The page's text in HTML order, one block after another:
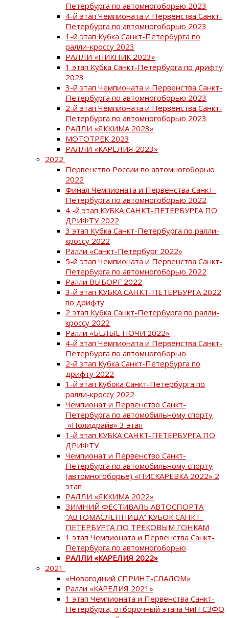
Петербурга по автомногоборью 2023
4-й этап Чемпионата и Первенства Санкт-
Петербурга по автомногоборью 2023
1-й этап Кубка Санкт-Петербурга по
ралли-кроссу 2023
РАЛЛИ «ПИКНИК 2023»
1 этап Кубка Санкт-Петербурга по дрифту
2023
3-й этап Чемпионата и Первенства Санкт-
Петербурга по автомногоборью 2023
2-й этап Чемпионата и Первенства Санкт-
Петербурга по автомногоборью 2023
РАЛЛИ «ЯККИМА 2023»
МОТОТРЕК 2023
РАЛЛИ «КАРЕЛИЯ 2023»
2022
Первенство России по автомногоборью
2022
Финал Чемпионата и Первенства Санкт-
Петербурга по автомногоборью 2022
4 -й этап КУБКА САНКТ-ПЕТЕРБУРГА ПО
ДРИФТУ 2022
3 этап Кубка Санкт-Петербурга по ралли-
кроссу 2022
Ралли «Санкт-Петербург 2022»
5-й этап Чемпионата и Первенства Санкт-
Петербурга по автомногоборью 2022
Ралли ВЫБОРГ 2022
3-й этап КУБКА САНКТ-ПЕТЕРБУРГА 2022
по дрифту
2 этап Кубка Санкт-Петербурга по ралли-
кроссу 2022
Ралли «БЕЛЫЕ НОЧИ 2022»
4-й этап Чемпионата и Первенства Санкт-
Петербурга по автомногоборью
2-й этап Кубка Санкт-Петербурга по
дрифту 2022
1-й этап Кубока Санкт-Петербурга по
ралли-кроссу 2022
Чемпионат и Первенство Санкт-
Петербурга по автомобильному спорту
«Полидрайв» 3 этап
1-й этап КУБКА САНКТ-ПЕТЕРБУРГА ПО
ДРИФТУ
Чемпионат и Первенство Санкт-
Петербурга по автомобильному спорту
(автомногоборье) «ПИСКАРЕВКА 2022» 2
этап
РАЛЛИ «ЯККИМА 2022»
ЗИМНИЙ ФЕСТИВАЛЬ АВТОСПОРТА
“АВТОМАСЛЕННИЦА” КУБОК САНКТ-
ПЕТЕРБУРГА ПО ТРЕКОВЫМ ГОНКАМ
1 этап Чемпионата и Первенства Санкт-
Петербурга по автомногоборью
РАЛЛИ «КАРЕЛИЯ 2022»
2021
«Новогодний СПРИНТ-СЛАЛОМ»
Ралли «КАРЕЛИЯ 2021»
1 этап Чемпионата и Первенства Санкт-
Петербурга, отборочный этапа ЧиП СЗФО